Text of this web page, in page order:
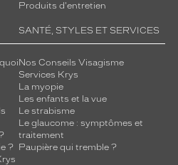
Produits d'entretien
?
SANTÉ, STYLES ET SERVICES
Nos Conseils Visagisme
Services Krys
La myopie
Les enfants et la vue
Le strabisme
Le glaucome : symptômes et
traitement
Paupière qui tremble ?